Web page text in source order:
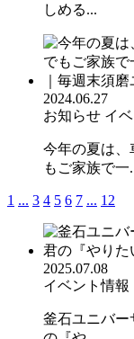
しめる...
2024.06.27
お知らせ イ
今年の夏は、
もご家族で一
1 ... 3 4 5 6 7 ... 12
2025.07.08
イベント情報
釜石ユニバー